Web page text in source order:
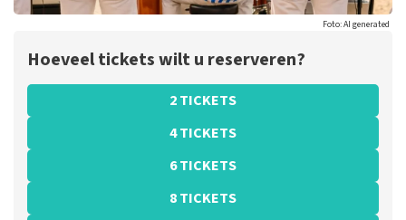
Foto: AI generated
Hoeveel tickets wilt u reserveren?
2 TICKETS
4 TICKETS
6 TICKETS
8 TICKETS